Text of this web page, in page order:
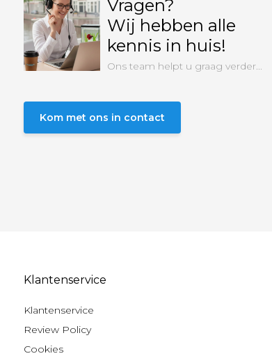
Vragen?
Wij hebben alle
kennis in huis!
Ons team helpt u graag verder...
Kom met ons in contact
Klantenservice
Klantenservice
Review Policy
Cookies